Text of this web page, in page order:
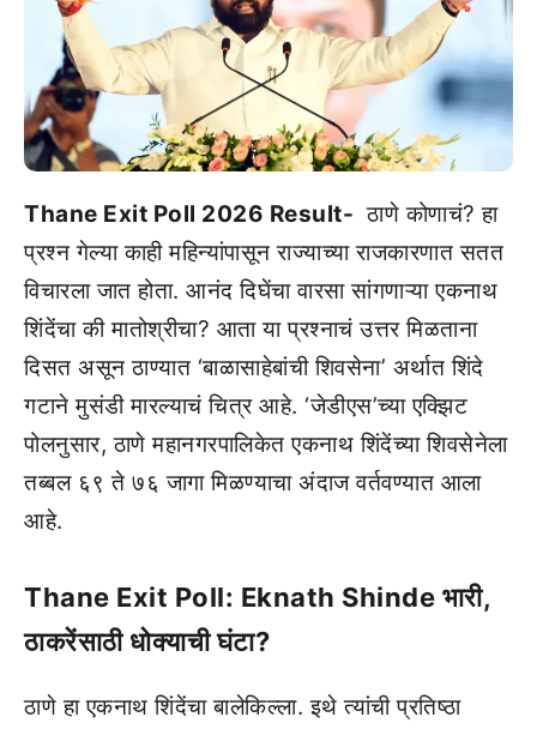
Thane Exit Poll 2026 Result- ठाणे कोणाचं? हा
प्रश्न गेल्या काही महिन्यांपासून राज्याच्या राजकारणात सतत
विचारला जात होता. आनंद दिघेंचा वारसा सांगणाऱ्या एकनाथ
शिंदेंचा की मातोश्रीचा? आता या प्रश्नाचं उत्तर मिळताना
दिसत असून ठाण्यात ‘बाळासाहेबांची शिवसेना’ अर्थात शिंदे
गटाने मुसंडी मारल्याचं चित्र आहे. ‘जेडीएस’च्या एक्झिट
पोलनुसार, ठाणे महानगरपालिकेत एकनाथ शिंदेंच्या शिवसेनेला
तब्बल ६९ ते ७६ जागा मिळण्याचा अंदाज वर्तवण्यात आला
आहे.
Thane Exit Poll: Eknath Shinde भारी,
ठाकरेंसाठी धोक्याची घंटा?
ठाणे हा एकनाथ शिंदेंचा बालेकिल्ला. इथे त्यांची प्रतिष्ठा